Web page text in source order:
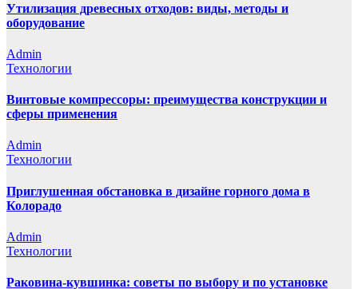
Утилизация древесных отходов: виды, методы и
оборудование
Admin
Технологии
Винтовые компрессоры: преимущества конструкции и
сферы применения
Admin
Технологии
Приглушенная обстановка в дизайне горного дома в
Колорадо
Admin
Технологии
Раковина-кувшинка: советы по выбору и по установке